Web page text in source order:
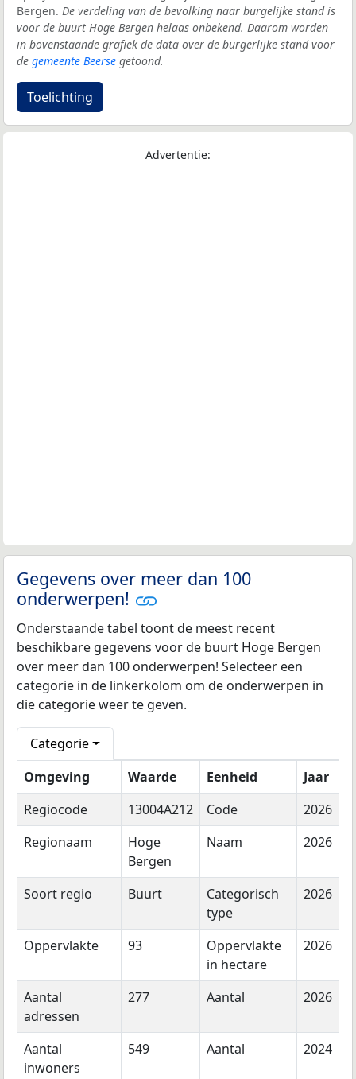
Bergen. De verdeling van de bevolking naar burgelijke stand is
voor de buurt Hoge Bergen helaas onbekend. Daarom worden
in bovenstaande grafiek de data over de burgerlijke stand voor
de gemeente Beerse getoond.
Toelichting
Advertentie:
Gegevens over meer dan 100
onderwerpen!
Onderstaande tabel toont de meest recent
beschikbare gegevens voor de buurt Hoge Bergen
over meer dan 100 onderwerpen! Selecteer een
categorie in de linkerkolom om de onderwerpen in
die categorie weer te geven.
Categorie
Omgeving
Waarde Eenheid
Jaar
Regiocode
13004A212 Code
2026
Regionaam
Hoge
Bergen
Naam 2026
Soort regio Buurt
Categorisch
type
2026
Oppervlakte 93
Oppervlakte
in hectare
2026
Aantal
adressen
277 Aantal 2026
Aantal
inwoners
549 Aantal 2024